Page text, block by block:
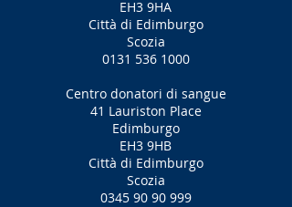
EH3 9HA
Città di Edimburgo
Scozia
0131 536 1000
Centro donatori di sangue
41 Lauriston Place
Edimburgo
EH3 9HB
Città di Edimburgo
Scozia
0345 90 90 999